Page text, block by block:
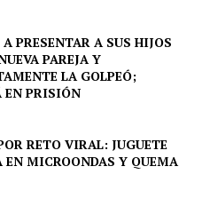
A PRESENTAR A SUS HIJOS
PAREJA Y
LA GOLPEÓ;
EN PRISIÓN
RETO VIRAL: JUGUETE
EN MICROONDAS Y QUEMA